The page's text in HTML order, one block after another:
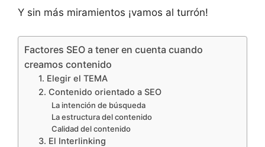
Y sin más miramientos ¡vamos al turrón!
Factores SEO a tener en cuenta cuando
creamos contenido
1. Elegir el TEMA
2. Contenido orientado a SEO
La intención de búsqueda
La estructura del contenido
Calidad del contenido
3. El Interlinking